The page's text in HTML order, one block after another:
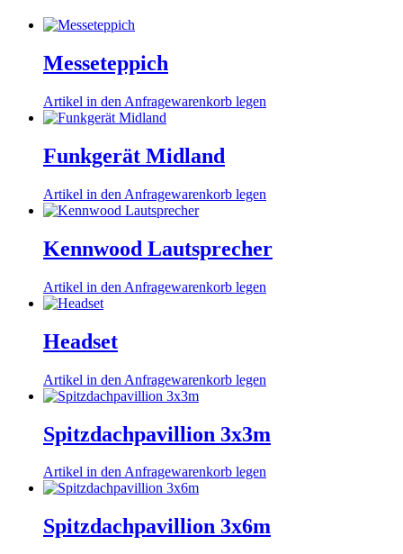
Messeteppich
Artikel in den Anfragewarenkorb legen
Funkgerät Midland
Artikel in den Anfragewarenkorb legen
Kennwood Lautsprecher
Artikel in den Anfragewarenkorb legen
Headset
Artikel in den Anfragewarenkorb legen
Spitzdachpavillion 3x3m
Artikel in den Anfragewarenkorb legen
Spitzdachpavillion 3x6m